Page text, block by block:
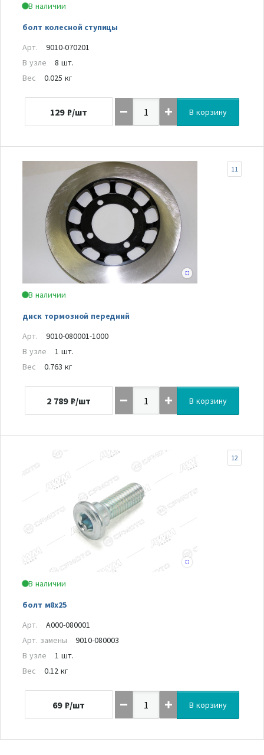
В наличии
болт колесной ступицы
Арт.
9010-070201
В узле
8 шт.
Вес
0.025 кг
129 ₽/шт В корзину
В наличии
диск тормозной передний
11
Арт.
9010-080001-1000
В узле
1 шт.
Вес
0.763 кг
2 789 ₽/шт В корзину
В наличии
болт м8х25
12
Арт.
A000-080001
Арт. замены
9010-080003
В узле
1 шт.
Вес
0.12 кг
69 ₽/шт В корзину